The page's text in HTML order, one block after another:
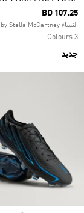
BD 107.25
النساء adidas by Stella McCartney
3 Colours
جديد